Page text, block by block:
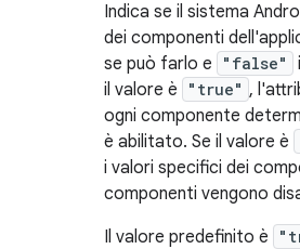
Indica se il sistema
dei componenti
se può farlo e "false"
il valore è
"true" ,
ogni componente
è abilitato. Se il valore è
i valori specifici dei
componenti vengono
Il valore predefinito è